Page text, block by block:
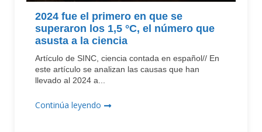
2024 fue el primero en que se
superaron los 1,5 °C, el número que
asusta a la ciencia
Artículo de SINC, ciencia contada en español// En
este artículo se analizan las causas que han
llevado al 2024 a...
Continúa leyendo